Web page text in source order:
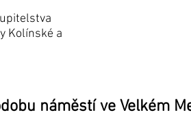
Kolínské a
náměstí ve Velkém